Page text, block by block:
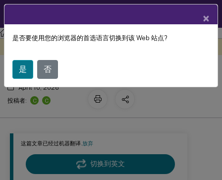
Linux 虚拟投递代理 Linux Virtual Delivery Agent 2411
这篇文章已经过机器翻译.放弃
切换到英文
准备安装
April 10, 2026
投稿者:
C C
×
是否要使用您的浏览器的首选语言切换到该 Web 站点?
是 否